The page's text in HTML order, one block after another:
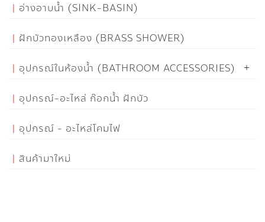
อ่างอาบน้ำ (SINK-BASIN)
ฝักบัวทองเหลือง (BRASS SHOWER)
อุปกรณ์ในห้องน้ำ (BATHROOM ACCESSORIES)
อุปกรณ์-อะไหล่ ก๊อกน้ำ ฝักบัว
อุปกรณ์ - อะไหล่โคมไฟ
สินค้ามาใหม่